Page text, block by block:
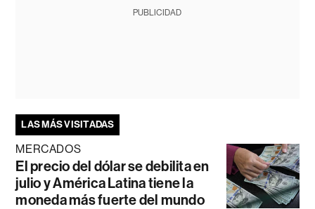
PUBLICIDAD
LAS MÁS VISITADAS
MERCADOS
El precio del dólar se debilita en
julio y América Latina tiene la
moneda más fuerte del mundo